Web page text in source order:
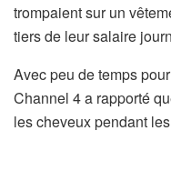
trompaient sur un
tiers de leur salaire
Avec peu de temps
Channel 4 a rapporté
les cheveux pendant